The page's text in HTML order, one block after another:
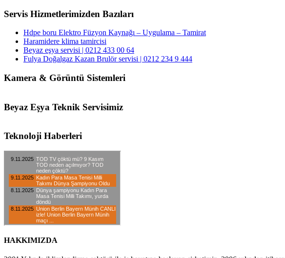
Servis Hizmetlerimizden Bazıları
Hdpe boru Elektro Füzyon Kaynağı – Uygulama – Tamirat
Haramidere klima tamircisi
Beyaz eşya servisi | 0212 433 00 64
Fulya Doğalgaz Kazan Brulör servisi | 0212 234 9 444
Kamera & Görüntü Sistemleri
Beyaz Eşya Teknik Servisimiz
Teknoloji Haberleri
HAKKIMIZDA